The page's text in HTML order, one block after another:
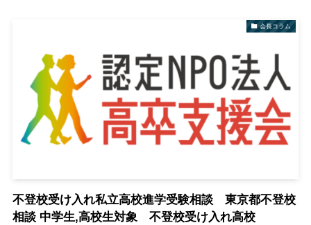
会長コラム
不登校受け入れ私立高校進学受験相談 東京都不登校
相談 中学生,高校生対象 不登校受け入れ高校